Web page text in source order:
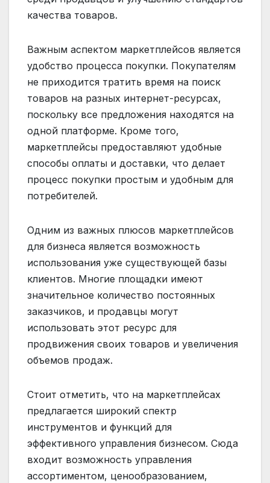
качества товаров.
Важным аспектом маркетплейсов является
удобство процесса покупки. Покупателям
не приходится тратить время на поиск
товаров на разных интернет-ресурсах,
поскольку все предложения находятся на
одной платформе. Кроме того,
маркетплейсы предоставляют удобные
способы оплаты и доставки, что делает
процесс покупки простым и удобным для
потребителей.
Одним из важных плюсов маркетплейсов
для бизнеса является возможность
использования уже существующей базы
клиентов. Многие площадки имеют
значительное количество постоянных
заказчиков, и продавцы могут
использовать этот ресурс для
продвижения своих товаров и увеличения
объемов продаж.
Стоит отметить, что на маркетплейсах
предлагается широкий спектр
инструментов и функций для
эффективного управления бизнесом. Сюда
входит возможность управления
ассортиментом, ценообразованием,